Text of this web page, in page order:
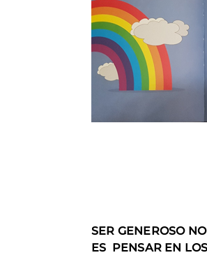
SER GENEROSO
ES PENSAR EN